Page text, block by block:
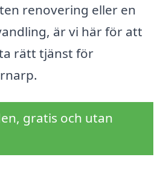
renovering eller en
är vi här för att
rätt tjänst för
gratis och utan